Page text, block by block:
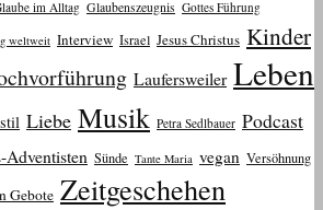
im Alltag Glaubenszeugnis Gottes Führung
weltweit Interview Israel Jesus Christus Kinder
Laufersweiler Leben
Liebe Musik Petra Sedlbauer Podcast
Adventisten Sünde Tante Maria vegan Versöhnung
Gebote Zeitgeschehen